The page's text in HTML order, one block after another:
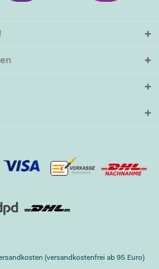
(versandkostenfrei ab 95 Euro)